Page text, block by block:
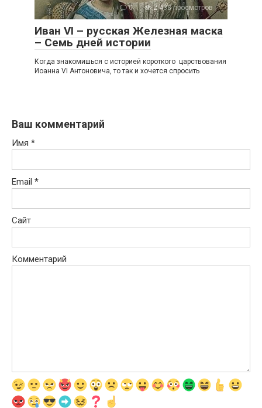
0
2 438 просмотров
Иван VI – русская Железная маска
– Семь дней истории
Когда знакомишься с историей короткого царствования
Иоанна VI Антоновича, то так и хочется спросить
Ваш комментарий
Имя *
Email *
Сайт
Комментарий